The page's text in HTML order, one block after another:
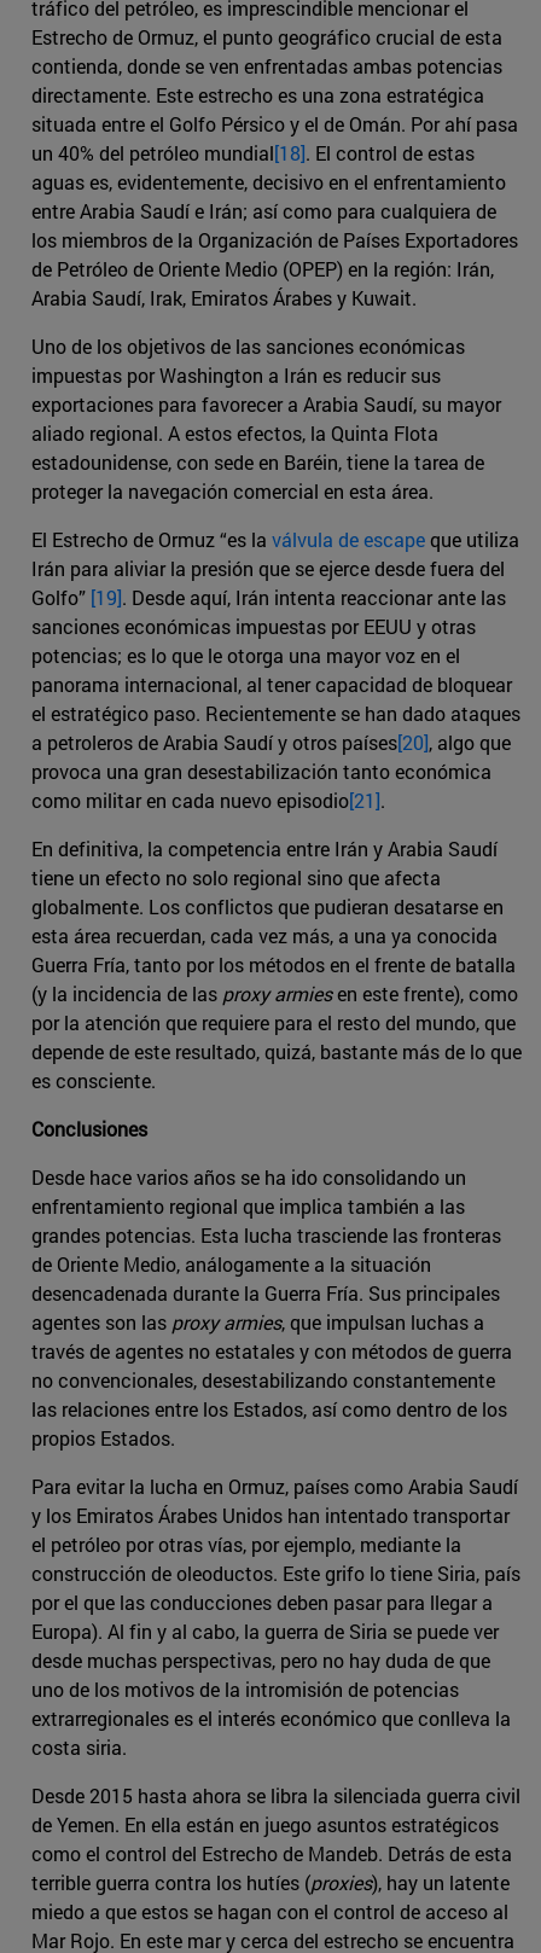
tráfico del petróleo, es imprescindible mencionar el
Estrecho de Ormuz, el punto geográfico crucial de esta
contienda, donde se ven enfrentadas ambas potencias
directamente. Este estrecho es una zona estratégica
situada entre el Golfo Pérsico y el de Omán. Por ahí pasa
un 40% del petróleo mundial[18]. El control de estas
aguas es, evidentemente, decisivo en el enfrentamiento
entre Arabia Saudí e Irán; así como para cualquiera de
los miembros de la Organización de Países Exportadores
de Petróleo de Oriente Medio (OPEP) en la región: Irán,
Arabia Saudí, Irak, Emiratos Árabes y Kuwait.
Uno de los objetivos de las sanciones económicas
impuestas por Washington a Irán es reducir sus
exportaciones para favorecer a Arabia Saudí, su mayor
aliado regional. A estos efectos, la Quinta Flota
estadounidense, con sede en Baréin, tiene la tarea de
proteger la navegación comercial en esta área.
El Estrecho de Ormuz “es la válvula de escapeque utiliza
Irán para aliviar la presión que se ejerce desde fuera del
Golfo” [19]. Desde aquí, Irán intenta reaccionar ante las
sanciones económicas impuestas por EEUU y otras
potencias; es lo que le otorga una mayor voz en el
panorama internacional, al tener capacidad de bloquear
el estratégico paso. Recientemente se han dado ataques
a petroleros de Arabia Saudí y otros países[20], algo que
provoca una gran desestabilización tanto económica
como militar en cada nuevo episodio[21].
En definitiva, la competencia entre Irán y Arabia Saudí
tiene un efecto no solo regional sino que afecta
globalmente. Los conflictos que pudieran desatarse en
esta área recuerdan, cada vez más, a una ya conocida
Guerra Fría, tanto por los métodos en el frente de batalla
(y la incidencia de las proxy armiesen este frente), como
por la atención que requiere para el resto del mundo, que
depende de este resultado, quizá, bastante más de lo que
es consciente.
Conclusiones
Desde hace varios años se ha ido consolidando un
enfrentamiento regional que implica también a las
grandes potencias. Esta lucha trasciende las fronteras
de Oriente Medio, análogamente a la situación
desencadenada durante la Guerra Fría. Sus principales
agentes son las proxy armies, que impulsan luchas a
través de agentes no estatales y con métodos de guerra
no convencionales, desestabilizando constantemente
las relaciones entre los Estados, así como dentro de los
propios Estados.
Para evitar la lucha en Ormuz, países como Arabia Saudí
y los Emiratos Árabes Unidos han intentado transportar
el petróleo por otras vías, por ejemplo, mediante la
construcción de oleoductos. Este grifo lo tiene Siria, país
por el que las conducciones deben pasar para llegar a
Europa). Al fin y al cabo, la guerra de Siria se puede ver
desde muchas perspectivas, pero no hay duda de que
uno de los motivos de la intromisión de potencias
extrarregionales es el interés económico que conlleva la
costa siria.
Desde 2015 hasta ahora se libra la silenciada guerra civil
de Yemen. En ella están en juego asuntos estratégicos
como el control del Estrecho de Mandeb. Detrás de esta
terrible guerra contra los hutíes (proxies), hay un latente
miedo a que estos se hagan con el control de acceso al
Mar Rojo. En este mar y cerca del estrecho se encuentra